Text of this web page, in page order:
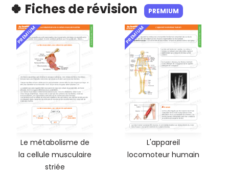
🍀 Fiches de révision PREMIUM
PREMIUM
Le métabolisme de
la cellule musculaire
striée
PREMIUM
L'appareil
locomoteur humain